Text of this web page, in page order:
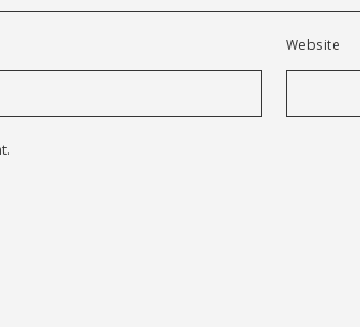
Website